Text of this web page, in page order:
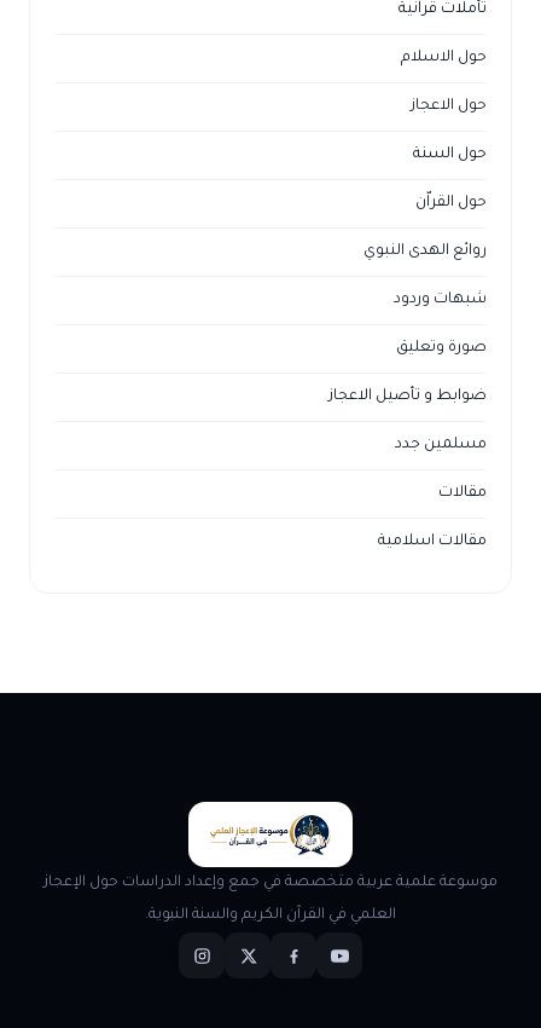
تأملات قرآنية
حول الاسلام
حول الاعجاز
حول السنة
حول القراّن
روائع الهدى النبوي
شبهات وردود
صورة وتعليق
ضوابط و تأصيل الاعجاز
مسلمين جدد
مقالات
مقالات اسلامية
موسوعة علمية عربية متخصصة في جمع وإعداد الدراسات حول الإعجاز
العلمي في القرآن الكريم والسنة النبوية.